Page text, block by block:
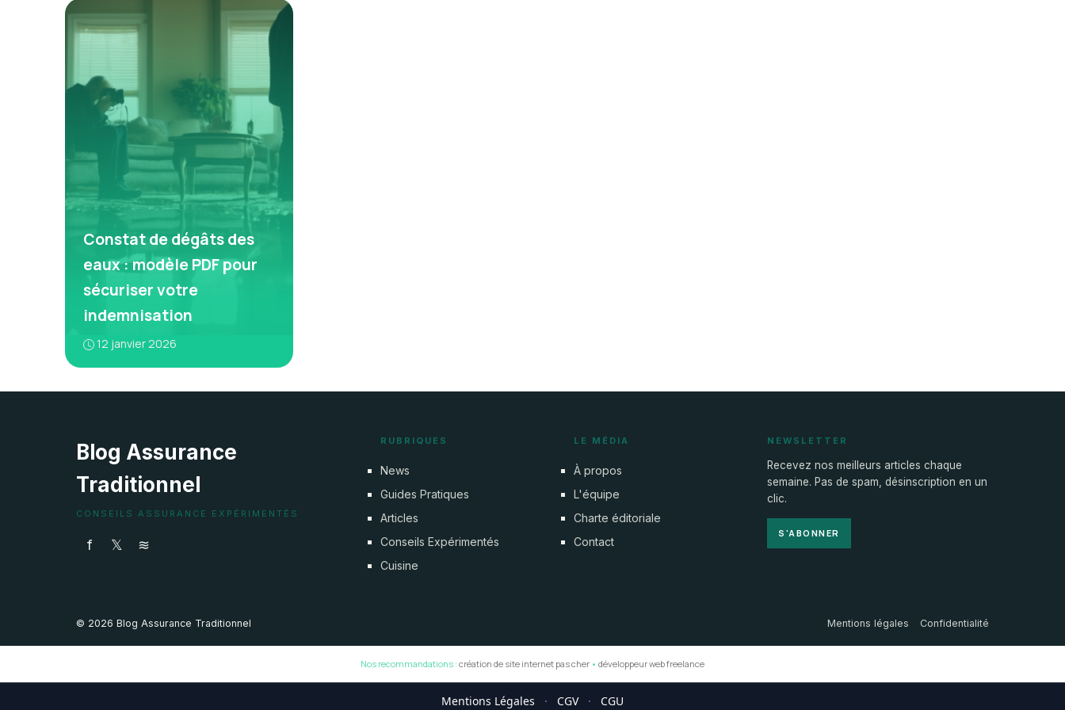
Constat de dégâts des
eaux : modèle PDF pour
sécuriser votre
indemnisation
12 janvier 2026
Blog Assurance
Traditionnel
CONSEILS ASSURANCE EXPÉRIMENTÉS
f 𝕏 ≋
RUBRIQUES
News
Guides Pratiques
Articles
Conseils Expérimentés
Cuisine
LE MÉDIA
À propos
L'équipe
Charte éditoriale
Contact
NEWSLETTER
Recevez nos meilleurs articles chaque
semaine. Pas de spam, désinscription en un
clic.
S'ABONNER
© 2026 Blog Assurance Traditionnel Mentions légales Confidentialité
Nos recommandations : création de site internet pas cher • développeur web freelance
Mentions Légales · CGV · CGU